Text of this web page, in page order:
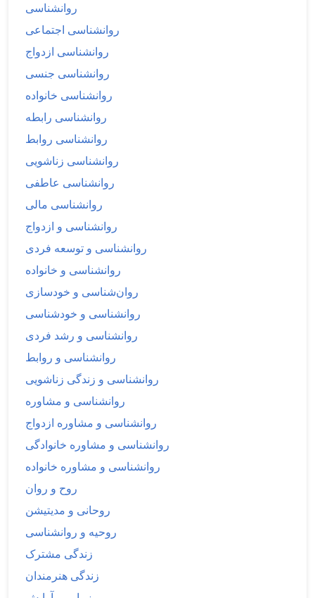
روانشناسی
روانشناسی اجتماعی
روانشناسی ازدواج
روانشناسی جنسی
روانشناسی خانواده
روانشناسی رابطه
روانشناسی روابط
روانشناسی زناشویی
روانشناسی عاطفی
روانشناسی مالی
روانشناسی و ازدواج
روانشناسی و توسعه فردی
روانشناسی و خانواده
روان‌شناسی و خودسازی
روانشناسی و خودشناسی
روانشناسی و رشد فردی
روانشناسی و روابط
روانشناسی و زندگی زناشویی
روانشناسی و مشاوره
روانشناسی و مشاوره ازدواج
روانشناسی و مشاوره خانوادگی
روانشناسی و مشاوره خانواده
روح و روان
روحانی و مدیتیشن
روحیه و روانشناسی
زندگی مشترک
زندگی هنرمندان